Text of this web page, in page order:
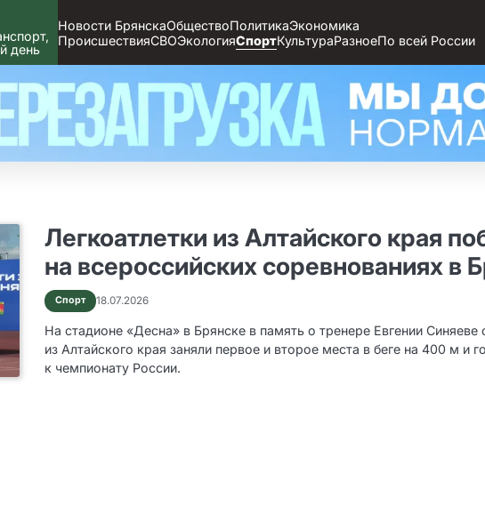
день
Новости БрянскаОбществоПолитикаЭкономика
ПроисшествияСВОЭкологияСпортКультураРазноеПо всей России
Легкоатлетки из Алтайского края
на всероссийских соревнованиях в
Спорт 18.07.2026
На стадионе «Десна» в Брянске в память о тренере Евгении Синяеве
из Алтайского края заняли первое и второе места в беге на 400 м и
к чемпионату России.